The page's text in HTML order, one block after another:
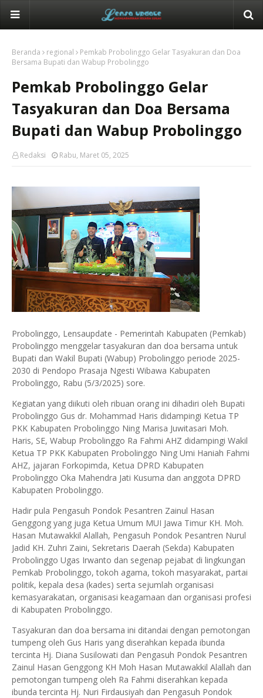
Beranda regional
Pemkab Probolinggo Gelar Tasyakuran dan Doa
Bersama Bupati dan Wabup Probolinggo
Pemkab Probolinggo Gelar
Tasyakuran dan Doa Bersama
Bupati dan Wabup Probolinggo
Redaksi Rabu, Maret 05, 2025
Probolinggo, Lensaupdate - Pemerintah Kabupaten (Pemkab)
Probolinggo menggelar tasyakuran dan doa bersama untuk
Bupati dan Wakil Bupati (Wabup) Probolinggo periode 2025-
2030 di Pendopo Prasaja Ngesti Wibawa Kabupaten
Probolinggo, Rabu (5/3/2025) sore.
Kegiatan yang diikuti oleh ribuan orang ini dihadiri oleh Bupati
Probolinggo Gus dr. Mohammad Haris didampingi Ketua TP
PKK Kabupaten Probolinggo Ning Marisa Juwitasari Moh.
Haris, SE, Wabup Probolinggo Ra Fahmi AHZ didampingi Wakil
Ketua TP PKK Kabupaten Probolinggo Ning Umi Haniah Fahmi
AHZ, jajaran Forkopimda, Ketua DPRD Kabupaten
Probolinggo Oka Mahendra Jati Kusuma dan anggota DPRD
Kabupaten Probolinggo.
Hadir pula Pengasuh Pondok Pesantren Zainul Hasan
Genggong yang juga Ketua Umum MUI Jawa Timur KH. Moh.
Hasan Mutawakkil Alallah, Pengasuh Pondok Pesantren Nurul
Jadid KH. Zuhri Zaini, Sekretaris Daerah (Sekda) Kabupaten
Probolinggo Ugas Irwanto dan segenap pejabat di lingkungan
Pemkab Probolinggo, tokoh agama, tokoh masyarakat, partai
politik, kepala desa (kades) serta sejumlah organisasi
kemasyarakatan, organisasi keagamaan dan organisasi profesi
di Kabupaten Probolinggo.
Tasyakuran dan doa bersama ini ditandai dengan pemotongan
tumpeng oleh Gus Haris yang diserahkan kepada ibunda
tercinta Hj. Diana Susilowati dan Pengasuh Pondok Pesantren
Zainul Hasan Genggong KH Moh Hasan Mutawakkil Alallah dan
pemotongan tumpeng oleh Ra Fahmi diserahkan kepada
ibunda tercinta Hj. Nuri Firdausiyah dan Pengasuh Pondok